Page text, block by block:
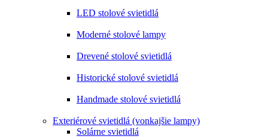
LED stolové svietidlá
Moderné stolové lampy
Drevené stolové svietidlá
Historické stolové svietidlá
Handmade stolové svietidlá
Exteriérové svietidlá (vonkajšie lampy)
Solárne svietidlá